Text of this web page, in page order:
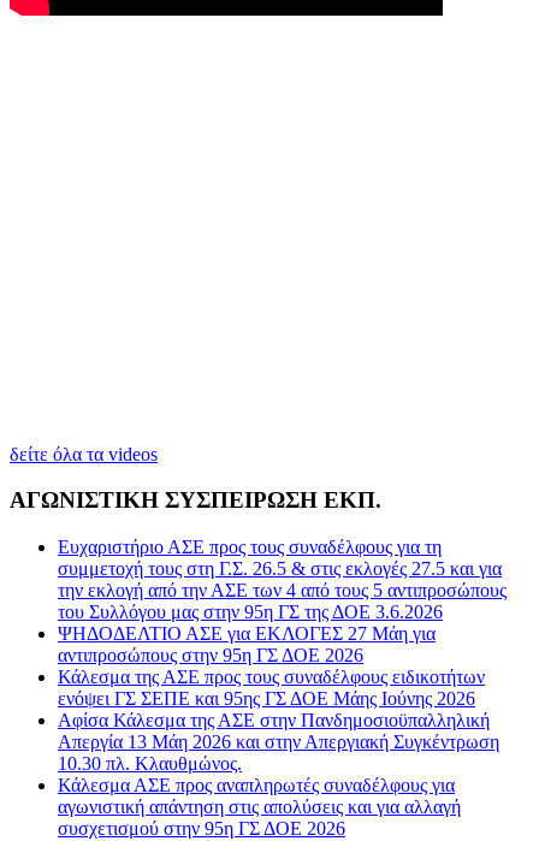
δείτε όλα τα videos
ΑΓΩΝΙΣΤΙΚΗ ΣΥΣΠΕΙΡΩΣΗ ΕΚΠ.
Ευχαριστήριο ΑΣΕ προς τους συναδέλφους για τη
συμμετοχή τους στη Γ.Σ. 26.5 & στις εκλογές 27.5 και για
την εκλογή από την ΑΣΕ των 4 από τους 5 αντιπροσώπους
του Συλλόγου μας στην 95η ΓΣ της ΔΟΕ 3.6.2026
ΨΗΔΟΔΕΛΤΙΟ ΑΣΕ για ΕΚΛΟΓΕΣ 27 Μάη για
αντιπροσώπους στην 95η ΓΣ ΔΟΕ 2026
Κάλεσμα της ΑΣΕ προς τους συναδέλφους ειδικοτήτων
ενόψει ΓΣ ΣΕΠΕ και 95ης ΓΣ ΔΟΕ Μάης Ιούνης 2026
Αφίσα Κάλεσμα της ΑΣΕ στην Πανδημοσιοϋπαλληλική
Απεργία 13 Μάη 2026 και στην Απεργιακή Συγκέντρωση
10.30 πλ. Κλαυθμώνος.
Κάλεσμα ΑΣΕ προς αναπληρωτές συναδέλφους για
αγωνιστική απάντηση στις απολύσεις και για αλλαγή
συσχετισμού στην 95η ΓΣ ΔΟΕ 2026